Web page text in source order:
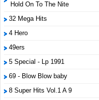
Hold On To The Nite
32 Mega Hits
4 Hero
49ers
5 Special - Lp 1991
69 - Blow Blow baby
8 Super Hits Vol.1 A 9